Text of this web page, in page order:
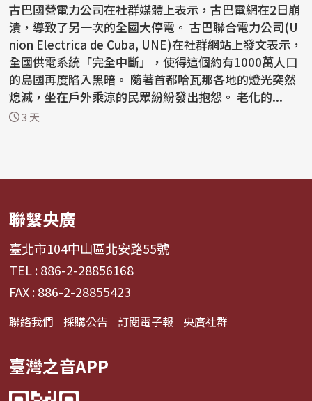
古巴國營電力公司在社群媒體上表示，古巴電網在2日崩
潰，導致了另一次的全國大停電。 古巴聯合電力公司(U
nion Electrica de Cuba, UNE)在社群網站上發文表示，
全國供電系統「完全中斷」，使得這個約有1000萬人口
的島國再度陷入黑暗。 隨著首都哈瓦那各地的燈光突然
熄滅，坐在戶外乘涼的民眾紛紛發出抱怨。 老化的...
3 天
聯繫央廣
臺北市104中山區北安路55號
TEL : 886-2-28856168
FAX : 886-2-28855423
聯絡我們 採購公告 訂閱電子報 央廣社群
臺灣之音APP